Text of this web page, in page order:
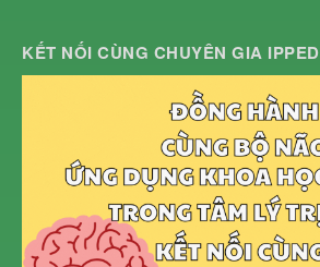
KẾT NỐI CÙNG CHUYÊN GIA IPPED